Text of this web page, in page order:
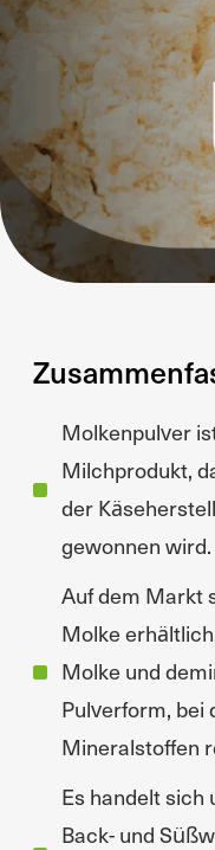
Molkenpulver
Milchprodukt,
der
gewonnen wird.
Auf dem Markt
Molke
Molke und
Pulverform, bei
Mineralstoffen
Es handelt sich
Back- und